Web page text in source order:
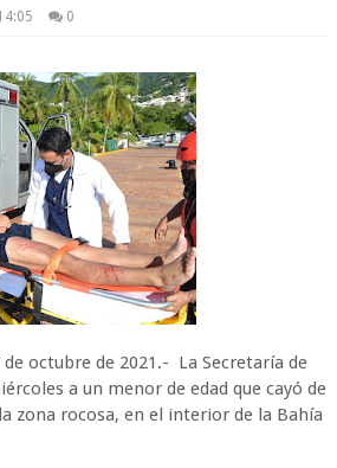
0
octubre de 2021.- La Secretaría de
a un menor de edad que cayó de
zona rocosa, en el interior de la Bahía